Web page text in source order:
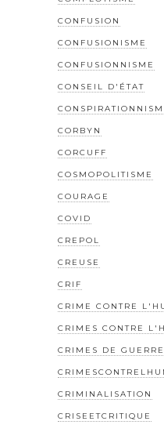
CONFUSION
CONFUSIONISME
CONFUSIONNISME
CONSEIL D'ÉTAT
CORBYN
CORCUFF
COSMOPOLITISME
COURAGE
COVID
CREPOL
CREUSE
CRIF
CRIME CONTRE
CRIMES CONTRE
CRIMES DE GUERRE
CRIMINALISATION
CRISEETCRITIQUE